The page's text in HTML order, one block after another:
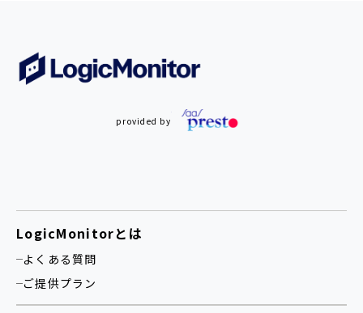
provided by
LogicMonitorとは
よくある質問
ご提供プラン